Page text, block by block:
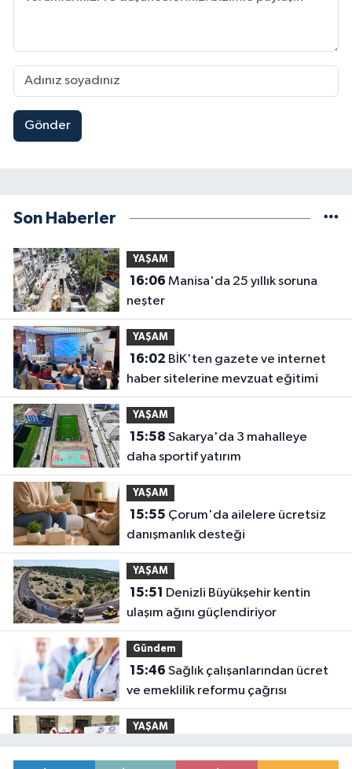
Gönder
Son Haberler
YAŞAM
16:06
neşter
YAŞAM
16:02
haber sitelerine mevzuat eğitimi
YAŞAM
15:58
daha sportif yatırım
YAŞAM
15:55
danışmanlık desteği
YAŞAM
15:51
ulaşım ağını güçlendiriyor
Gündem
15:46
ve emeklilik reformu çağrısı
YAŞAM